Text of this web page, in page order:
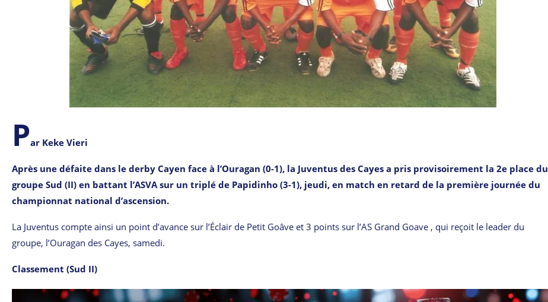
Par Keke Vieri
Après une défaite dans le derby Cayen face à l’Ouragan (0-1), la Juventus des Cayes a pris provisoirement la 2e place du
groupe Sud (II) en battant l’ASVA sur un triplé de Papidinho (3-1), jeudi, en match en retard de la première journée du
championnat national d’ascension.
La Juventus compte ainsi un point d’avance sur l’Éclair de Petit Goâve et 3 points sur l’AS Grand Goave , qui reçoit le leader du
groupe, l’Ouragan des Cayes, samedi.
Classement (Sud II)